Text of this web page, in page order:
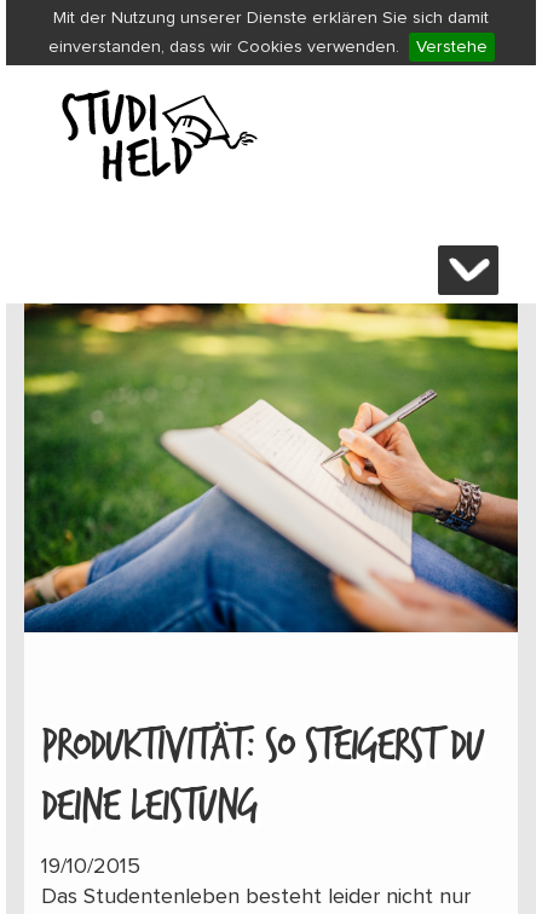
Mit der Nutzung unserer Dienste erklären Sie sich damit
einverstanden, dass wir Cookies verwenden.
Verstehe
PRODUKTIVITÄT: SO STEIGERST DU
DEINE LEISTUNG
19/10/2015
Das Studentenleben besteht leider nicht nur